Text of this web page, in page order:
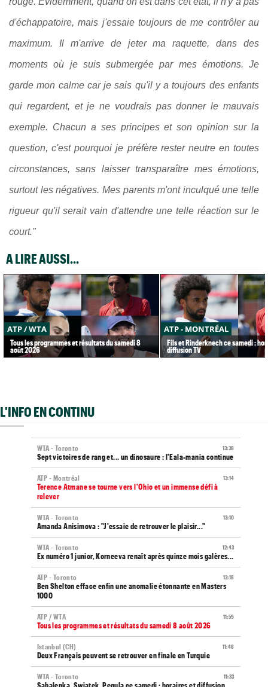
d'échappatoire, mais j'essaie toujours de me contrôler au
maximum. Il m'arrive de jeter ma raquette, dans des
moments où je suis submergée par mes émotions. Je
garde mon calme car je sais qu'il y a toujours des enfants
qui regardent, et je ne voudrais pas donner le mauvais
exemple. Chacun a ses principes et son opinion sur la
question, c'est pourquoi je préfère rester neutre en toutes
circonstances, sans laisser transparaître mes émotions,
surtout les négatives. Mes parents m'ont inculqué une telle
rigueur qu'il serait vain d'attendre une telle réaction sur le
court."
A LIRE AUSSI...
ATP / WTA
Tous les programmes et résultats du samedi 8
août 2026
ATP - MONTRÉAL
Fils et Rinderknech ce samedi :
diffusion TV
L'INFO EN CONTINU
13:38
WTA - Toronto
Sept victoires de rang et... un dinosaure : l'Eala-mania continue
13:14
ATP - Montréal
Terence Atmane se tourne vers l'Ohio et un immense défi à
relever
13:10
WTA - Toronto
Amanda Anisimova : "J'essaie de retrouver le plaisir..."
12:43
WTA - Toronto
Ex numéro 1 junior, Korneeva renaît après quinze mois galères...
12:18
ATP - Toronto
Ben Shelton efface enfin une anomalie étonnante en Masters
1000
11:59
ATP / WTA
Tous les programmes et résultats du samedi 8 août 2026
11:48
Istanbul (CH)
Deux Français peuvent se retrouver en finale en Turquie
11:33
WTA - Toronto
Sabalenka, Swiatek, Pegula ce samedi : horaires et diffusion